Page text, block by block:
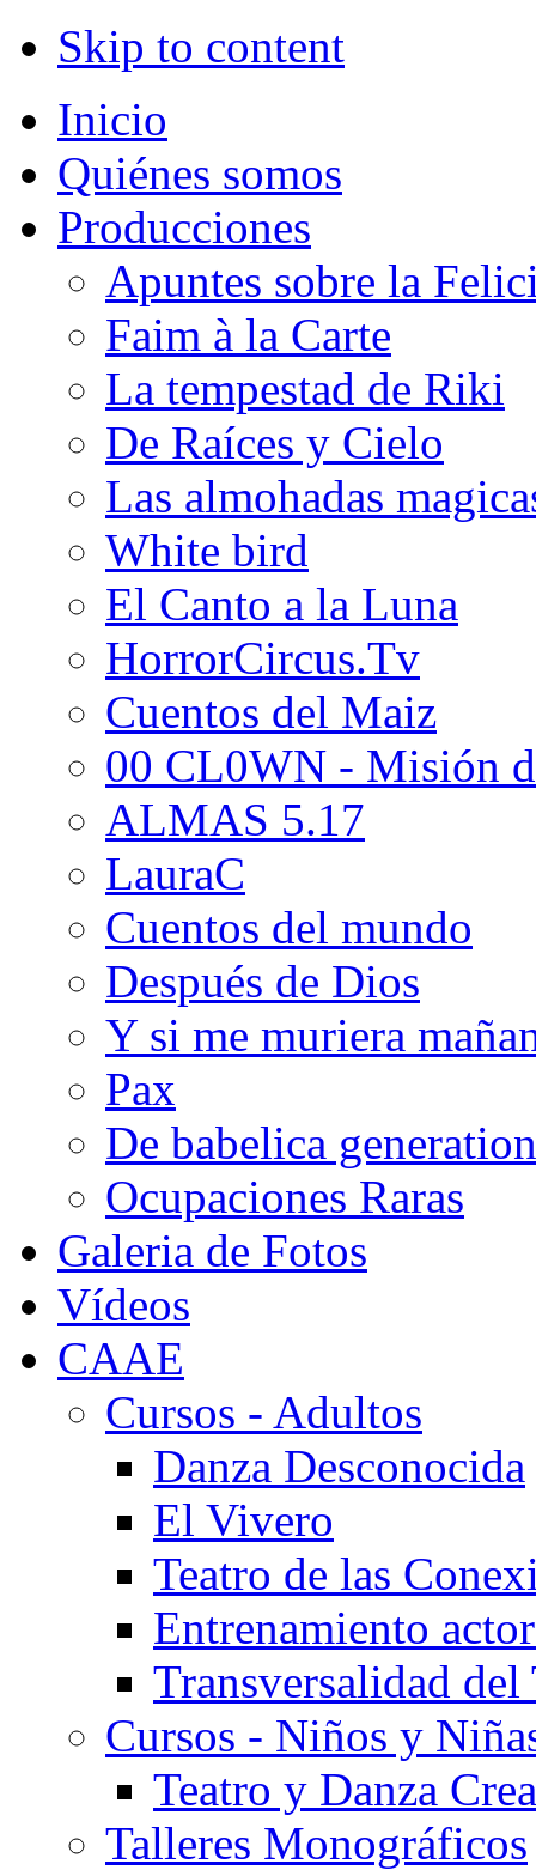
Skip to content
Inicio
Quiénes somos
Producciones
Apuntes sobre la
Faim à la Carte
La tempestad de Riki
De Raíces y Cielo
Las almohadas
White bird
El Canto a la Luna
HorrorCircus.Tv
Cuentos del Maiz
00 CL0WN - Misión
ALMAS 5.17
LauraC
Cuentos del mundo
Después de Dios
Y si me muriera
Pax
De babelica
Ocupaciones Raras
Galeria de Fotos
Vídeos
CAAE
Cursos - Adultos
Danza Desconocida
El Vivero
Teatro de las
Entrenamiento
Transversalidad del
Cursos - Niños y
Teatro y Danza
Talleres Monográficos